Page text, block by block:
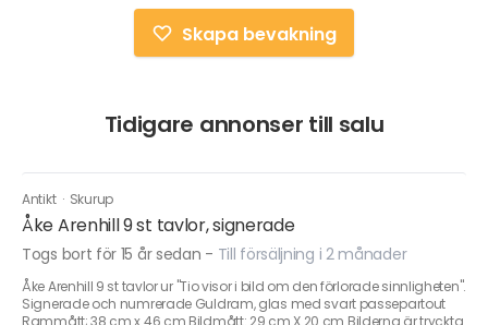
Skapa bevakning
Tidigare annonser till salu
Antikt · Skurup
Åke Arenhill 9 st tavlor, signerade
Togs bort för 15 år sedan - Till försäljning i 2 månader
Åke Arenhill 9 st tavlor ur "Tio visor i bild om den förlorade sinnligheten".
Signerade och numrerade Guldram, glas med svart passepartout